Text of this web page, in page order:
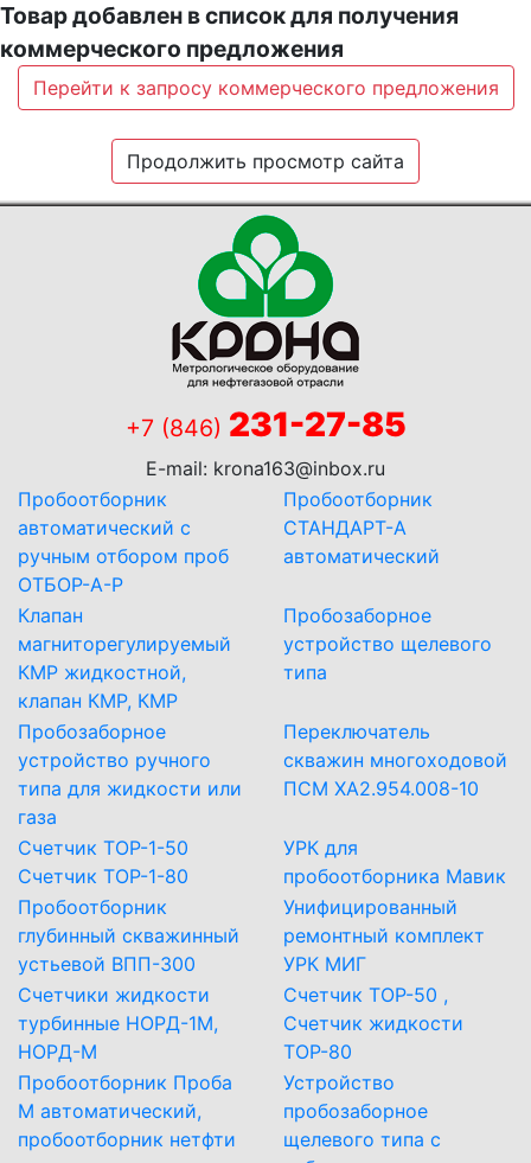
Товар добавлен в список для получения
коммерческого предложения
Перейти к запросу коммерческого предложения
Продолжить просмотр сайта
+7 (846) 231-27-85
E-mail: krona163@inbox.ru
Пробоотборник
автоматический с
ручным отбором проб
ОТБОР-А-Р
Пробоотборник
СТАНДАРТ-А
автоматический
Клапан
магниторегулируемый
КМР жидкостной,
клапан КМР, КМР
Пробозаборное
устройство щелевого
типа
Пробозаборное
устройство ручного
типа для жидкости или
газа
Переключатель
скважин многоходовой
ПСМ ХА2.954.008-10
Счетчик ТОР-1-50
Счетчик ТОР-1-80
УРК для
пробоотборника Мавик
Пробоотборник
глубинный скважинный
устьевой ВПП-300
Унифицированный
ремонтный комплект
УРК МИГ
Счетчики жидкости
турбинные НОРД-1М,
НОРД-М
Счетчик ТОР-50 ,
Счетчик жидкости
ТОР-80
Пробоотборник Проба
М автоматический,
пробоотборник нетфти
Устройство
пробозаборное
щелевого типа с